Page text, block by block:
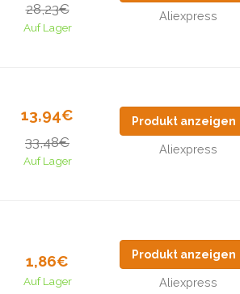
28,23€
Auf Lager
Aliexpress
13,94€
33,48€
Auf Lager
Produkt anzeigen
Aliexpress
1,86€
Auf Lager
Produkt anzeigen
Aliexpress